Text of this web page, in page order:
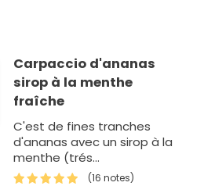
Carpaccio d'ananas
sirop à la menthe
fraîche
C'est de fines tranches
d'ananas avec un sirop à la
menthe (trés
rafraîchissant)(16 notes)